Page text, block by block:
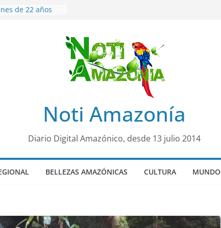
de 22 años
nueva reina por
de dormir mal en
Noti Amazonía
Diario Digital Amazónico, desde 13 julio 2014
BELLEZAS AMAZÓNICAS CULTURA MUNDO